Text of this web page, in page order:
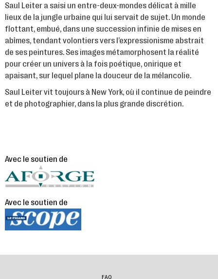
Saul Leiter a saisi un entre-deux-mondes délicat à mille
lieux de la jungle urbaine qui lui servait de sujet. Un monde
flottant, embué, dans une succession infinie de mises en
abîmes, tendant volontiers vers l’expressionisme abstrait
de ses peintures. Ses images métamorphosent la réalité
pour créer un univers à la fois poétique, onirique et
apaisant, sur lequel plane la douceur de la mélancolie.
Saul Leiter vit toujours à New York, où il continue de peindre
et de photographier, dans la plus grande discrétion.
Avec le soutien de
Avec le soutien de
FAQ